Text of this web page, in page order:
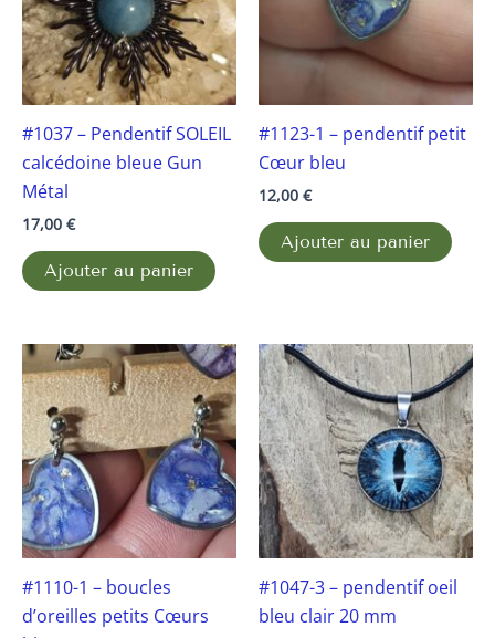
#1037 – Pendentif SOLEIL
calcédoine bleue Gun
Métal
17,00 €
Ajouter au panier
#1123-1 – pendentif petit
Cœur bleu
12,00 €
Ajouter au panier
#1110-1 – boucles
d’oreilles petits Cœurs
#1047-3 – pendentif oeil
bleu clair 20 mm